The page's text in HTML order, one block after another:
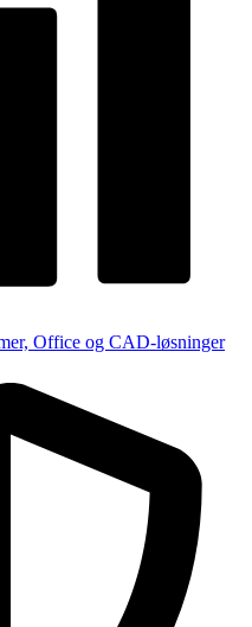
Office og CAD-løsninger